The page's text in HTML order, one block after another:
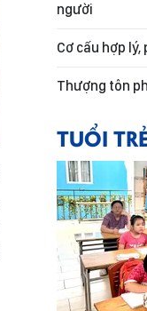
người
Cơ cấu hợp
Thượng tôn
TUỔI